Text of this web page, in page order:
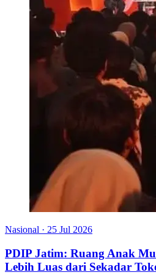
Nasional · 25 Jul 2026
PDIP Jatim: Ruang Anak
Lebih Luas dari Sekadar